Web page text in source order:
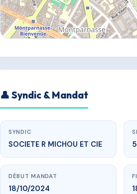
👤 Syndic & Mandat
SYNDIC
SOCIETE R MICHOU ET CIE
DÉBUT MANDAT
18/10/2024